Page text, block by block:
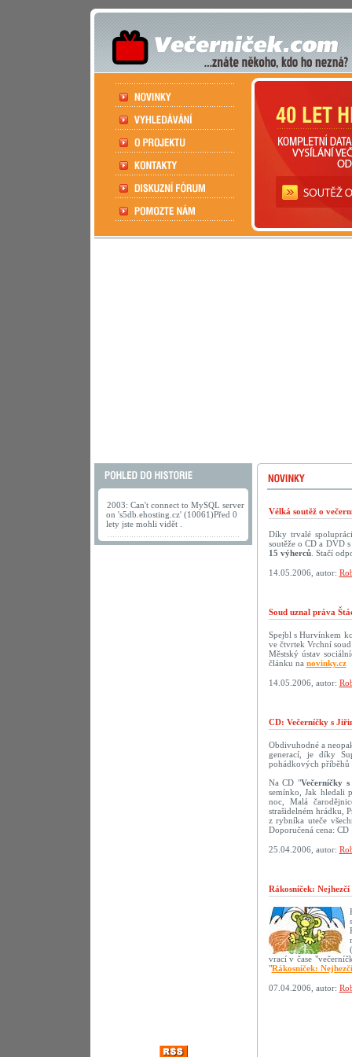
2003: Can't connect to MySQL server
on 's5db.ehosting.cz' (10061)Před 0
lety jste mohli vidět .
Vélká soutěž o
Díky trvalé
soutěže o CD a DVD
15 výherců. Stačí
14.05.2006, autor:
Soud uznal práva
Spejbl s Hurvínkem
ve čtvrtek Vrchní
Městský ústav
článku na novinky.cz
14.05.2006, autor:
CD: Večerníčky s
Obdivuhodné a
generací, je díky
pohádkových příběhů
Na CD "Večerníčky
semínko, Jak hledali
noc, Malá
strašidelném hrádku,
z rybníka uteče
Doporučená cena:
25.04.2006, autor:
Rákosníček:
vrací v čase
"Rákosníček:
07.04.2006, autor: